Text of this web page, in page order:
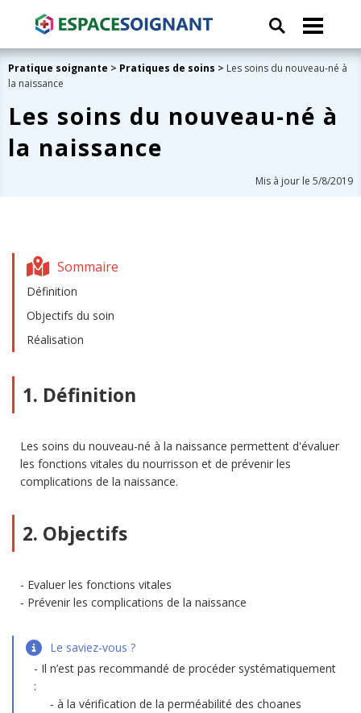
Pratique soignante > Pratiques de soins > Les soins du nouveau-né à
la naissance
Les soins du nouveau-né à
la naissance
Mis à jour le 5/8/2019
Sommaire
Définition
Objectifs du soin
Réalisation
1. Définition
Les soins du nouveau-né à la naissance permettent d'évaluer
les fonctions vitales du nourrisson et de prévenir les
complications de la naissance.
2. Objectifs
Evaluer les fonctions vitales
Prévenir les complications de la naissance
Le saviez-vous ?
Il n’est pas recommandé de procéder systématiquement
:
à la vérification de la perméabilité des choanes